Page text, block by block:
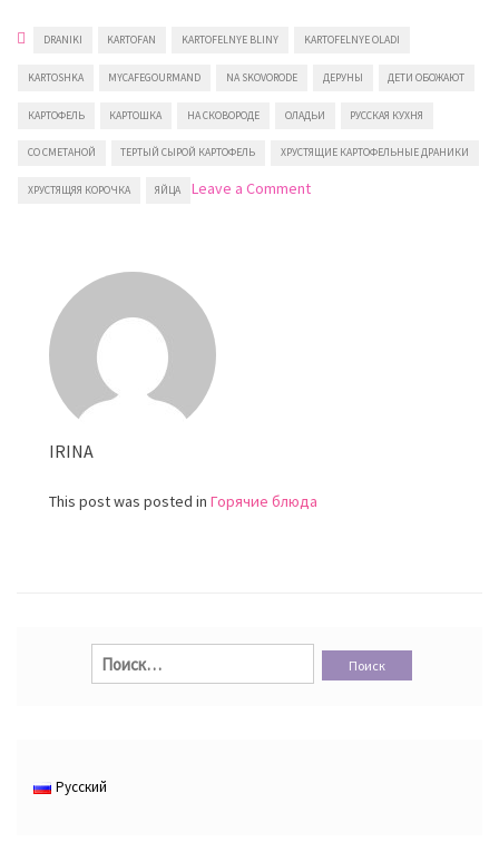
DRANIKI KARTOFAN KARTOFELNYE BLINY KARTOFELNYE OLADI
KARTOSHKA MYCAFEGOURMAND NA SKOVORODE ДЕРУНЫ ДЕТИ ОБОЖАЮТ
КАРТОФЕЛЬ КАРТОШКА НА СКОВОРОДЕ ОЛАДЬИ РУССКАЯ КУХНЯ
СО СМЕТАНОЙ ТЕРТЫЙ СЫРОЙ КАРТОФЕЛЬ ХРУСТЯЩИЕ КАРТОФЕЛЬНЫЕ ДРАНИКИ
ХРУСТЯЩЯЯ КОРОЧКА ЯЙЦА Leave a Commenton
IRINA
This post was posted in Горячие блюда
Найти:
Русский